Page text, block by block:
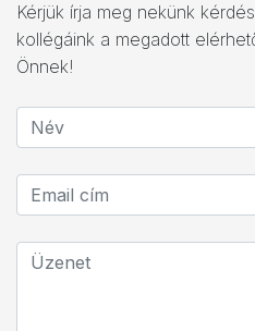
Kérjük írja meg nekünk
kollégáink a megadott
Önnek!